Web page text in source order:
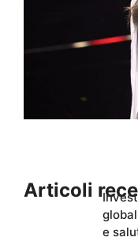
Articoli
e